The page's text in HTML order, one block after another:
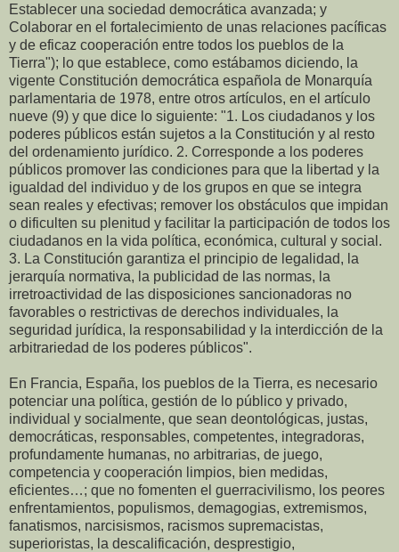
Establecer una sociedad democrática avanzada; y
Colaborar en el fortalecimiento de unas relaciones pacíficas
y de eficaz cooperación entre todos los pueblos de la
Tierra"); lo que establece, como estábamos diciendo, la
vigente Constitución democrática española de Monarquía
parlamentaria de 1978, entre otros artículos, en el artículo
nueve (9) y que dice lo siguiente: "1. Los ciudadanos y los
poderes públicos están sujetos a la Constitución y al resto
del ordenamiento jurídico. 2. Corresponde a los poderes
públicos promover las condiciones para que la libertad y la
igualdad del individuo y de los grupos en que se integra
sean reales y efectivas; remover los obstáculos que impidan
o dificulten su plenitud y facilitar la participación de todos los
ciudadanos en la vida política, económica, cultural y social.
3. La Constitución garantiza el principio de legalidad, la
jerarquía normativa, la publicidad de las normas, la
irretroactividad de las disposiciones sancionadoras no
favorables o restrictivas de derechos individuales, la
seguridad jurídica, la responsabilidad y la interdicción de la
arbitrariedad de los poderes públicos".
En Francia, España, los pueblos de la Tierra, es necesario
potenciar una política, gestión de lo público y privado,
individual y socialmente, que sean deontológicas, justas,
democráticas, responsables, competentes, integradoras,
profundamente humanas, no arbitrarias, de juego,
competencia y cooperación limpios, bien medidas,
eficientes…; que no fomenten el guerracivilismo, los peores
enfrentamientos, populismos, demagogias, extremismos,
fanatismos, narcisismos, racismos supremacistas,
superioristas, la descalificación, desprestigio,